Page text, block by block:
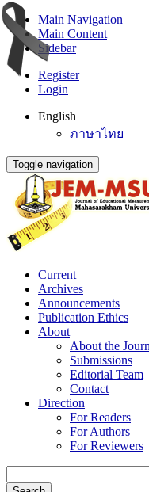
Main Navigation
Main Content
Sidebar
Register
Login
English
ภาษาไทย
Toggle navigation
Current
Archives
Announcements
Publication Ethics
About
About the
Submissions
Editorial Team
Contact
Direction
For Readers
For Authors
For Reviewers